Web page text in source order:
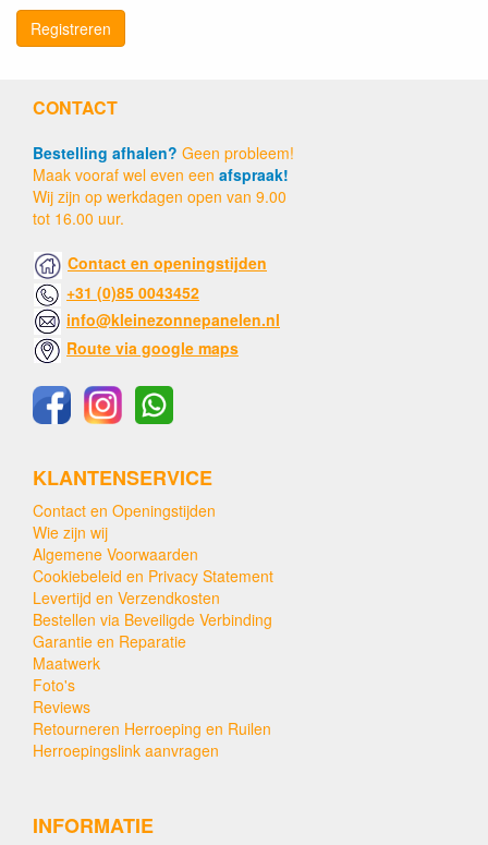
Registreren
CONTACT
Bestelling afhalen? Geen probleem!
Maak vooraf wel even een afspraak!
Wij zijn op werkdagen open van 9.00
tot 16.00 uur.
Contact en openingstijden
+31 (0)85 0043452
info@kleinezonnepanelen.nl
Route via google maps
KLANTENSERVICE
Contact en Openingstijden
Wie zijn wij
Algemene Voorwaarden
Cookiebeleid en Privacy Statement
Levertijd en Verzendkosten
Bestellen via Beveiligde Verbinding
Garantie en Reparatie
Maatwerk
Foto's
Reviews
Retourneren Herroeping en Ruilen
Herroepingslink aanvragen
INFORMATIE